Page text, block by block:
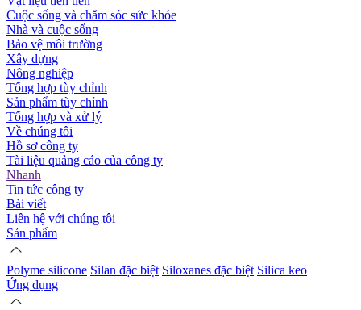
Cuộc sống và chăm sóc sức khỏe
Nhà và cuộc sống
Bảo vệ môi trường
Xây dựng
Nông nghiệp
Tổng hợp tùy chỉnh
Sản phẩm tùy chỉnh
Tổng hợp và xử lý
Về chúng tôi
Hồ sơ công ty
Tài liệu quảng cáo của công ty
Nhanh
Tin tức công ty
Bài viết
Liên hệ với chúng tôi
Sản phẩm
Polyme silicone Silan đặc biệt Siloxanes đặc biệt Silica keo
Ứng dụng